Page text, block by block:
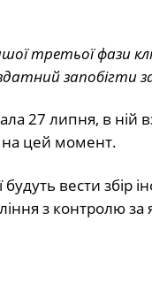
третьої фази
запобігти
27 липня, в ній
на цей момент.
вести збір
з контролю за